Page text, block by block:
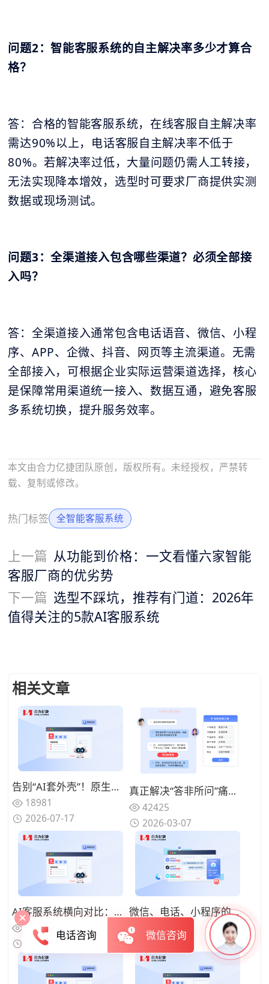
问题2：智能客服系统的自主解决率多少才算合
格？
答：合格的智能客服系统，在线客服自主解决率
需达90%以上，电话客服自主解决率不低于
80%。若解决率过低，大量问题仍需人工转接，
无法实现降本增效，选型时可要求厂商提供实测
数据或现场测试。
问题3：全渠道接入包含哪些渠道？必须全部接
入吗？
答：全渠道接入通常包含电话语音、微信、小程
序、APP、企微、抖音、网页等主流渠道。无需
全部接入，可根据企业实际运营渠道选择，核心
是保障常用渠道统一接入、数据互通，避免客服
多系统切换，提升服务效率。
本文由合力亿捷团队原创，版权所有。未经授权，严禁转
载、复制或修改。
热门标签 全智能客服系统
上一篇 从功能到价格：一文看懂六家智能
客服厂商的优劣势
下一篇 选型不踩坑，推荐有门道：2026年
值得关注的5款AI客服系统
相关文章
告别“AI套外壳”！原生集成呼叫中心+AI电话客服+工单系统的全栈厂商推荐
18981
2026-07-17
真正解决“答非所问”痛点：2026年基于语义理解深度的智能客服机器人能力拆解与优选
42425
2026-03-07
AI客服系统横向对比：深度评测主流品牌优缺点
41388
2025-07-08
微信、电话、小程序的客户消息如何整合？如何利用智能客服实现全渠道对接？
37117
2025-07-07
电话咨询 微信咨询